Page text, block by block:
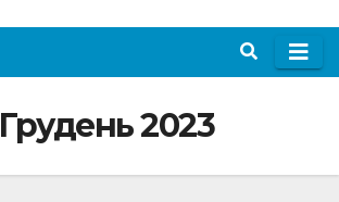
Грудень 2023